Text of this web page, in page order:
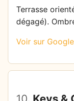
Terrasse
dégagé).
Voir sur